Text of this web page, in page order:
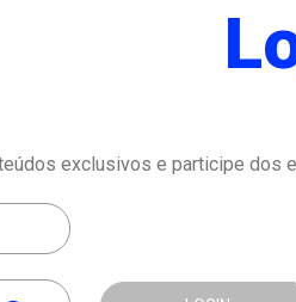
exclusivos e participe dos